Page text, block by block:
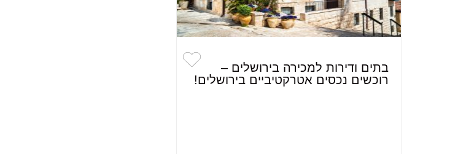
בתים ודירות למכירה בירושלים –
רוכשים נכסים אטרקטיביים בירושלים!